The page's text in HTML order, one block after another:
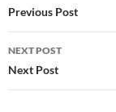
navigation
Previous Post
NEXT POST
Next Post